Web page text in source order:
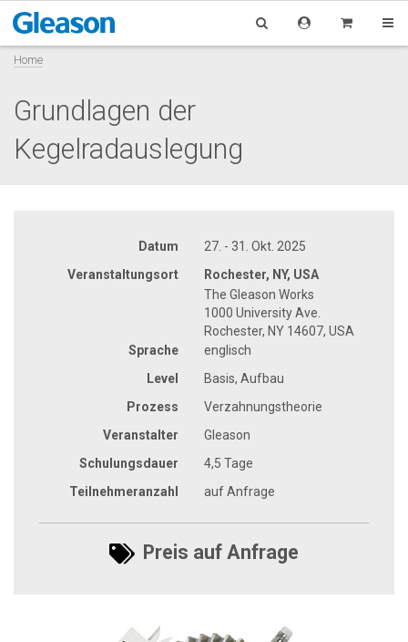
Home
Grundlagen der
Kegelradauslegung
Datum
27. - 31. Okt. 2025
Veranstaltungsort
Rochester, NY, USA
The Gleason Works
1000 University Ave.
Rochester, NY 14607, USA
Sprache
englisch
Level
Basis, Aufbau
Prozess
Verzahnungstheorie
Veranstalter
Gleason
Schulungsdauer
4,5 Tage
Teilnehmeranzahl
auf Anfrage
Preis auf Anfrage